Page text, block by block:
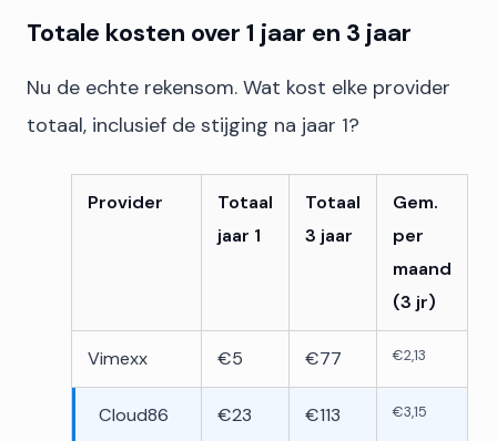
Totale kosten over 1 jaar en 3 jaar
Nu de echte rekensom. Wat kost elke provider
totaal, inclusief de stijging na jaar 1?
Provider
Totaal
jaar 1
Totaal
3 jaar
Gem.
per
maand
(3 jr)
Vimexx €5 €77 €2,13
Cloud86 €23 €113 €3,15